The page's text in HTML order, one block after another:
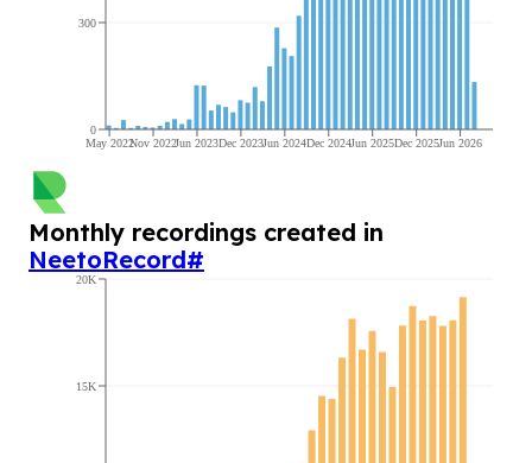
May 2022Nov 2022Jun 2023Dec 2023Jun 2024Dec 2024Jun 2025Dec 2025Jun 2026
0
300
Monthly recordings created in
NeetoRecord#
15K
20K